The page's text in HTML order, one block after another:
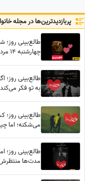
پربازدید‌ترین‌ها در مجله
طالع‌بینی
چهارشنبه 14 مرداد 1405
طالع‌بینی
به تو فکر
طالع‌بینی
می‌شکنه؛ اما
طالع‌بینی
مدت‌ها